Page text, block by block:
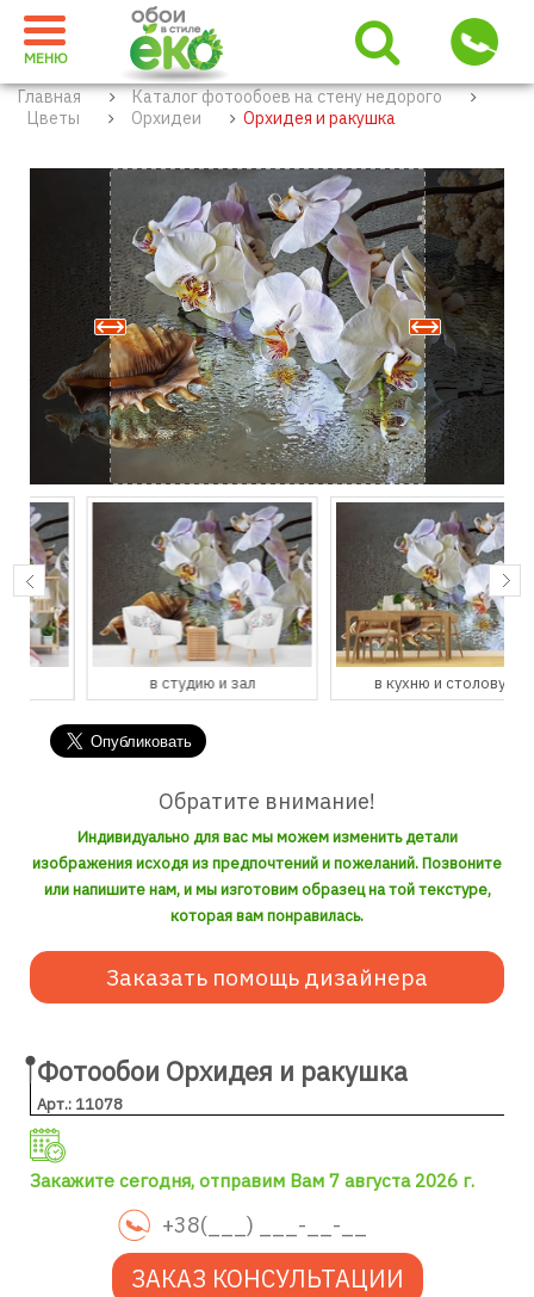
МЕНЮ
Главная
Каталог фотообоев на стену недорого
Цветы
Орхидеи Орхидея и ракушка
в студию и зал в кухню и столовую
Обратите внимание!
Индивидуально для вас мы можем изменить детали
изображения исходя из предпочтений и пожеланий. Позвоните
или напишите нам, и мы изготовим образец на той текстуре,
которая вам понравилась.
Заказать помощь дизайнера
Фотообои Орхидея и ракушка
Арт.: 11078
Закажите сегодня, отправим Вам 7 августа 2026 г.
ЗАКАЗ КОНСУЛЬТАЦИИ